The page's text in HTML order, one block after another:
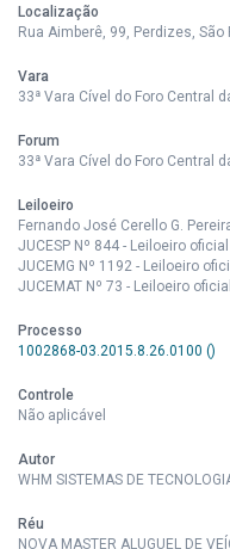
Localização
Rua Aimberê, 99, Perdizes, São
Vara
33ª Vara Cível do Foro Central
Forum
33ª Vara Cível do Foro Central
Leiloeiro
Fernando José Cerello G.
JUCESP Nº 844 - Leiloeiro
JUCEMG Nº 1192 - Leiloeiro
JUCEMAT Nº 73 - Leiloeiro
Processo
1002868-03.2015.8.26.0100 ()
Controle
Não aplicável
Autor
WHM SISTEMAS DE
Réu
NOVA MASTER ALUGUEL DE